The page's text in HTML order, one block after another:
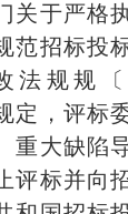
关于严格
范招标投
规规〔
定，评标
重大缺陷
评标并向